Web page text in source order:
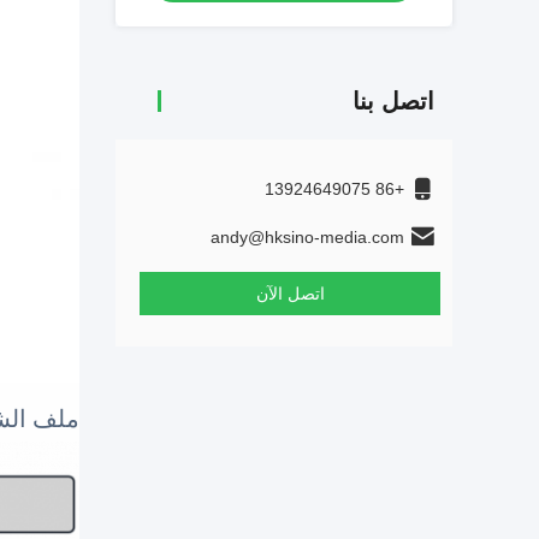
اتصل بنا
+86 13924649075
andy@hksino-media.com
اتصل الآن
ملف